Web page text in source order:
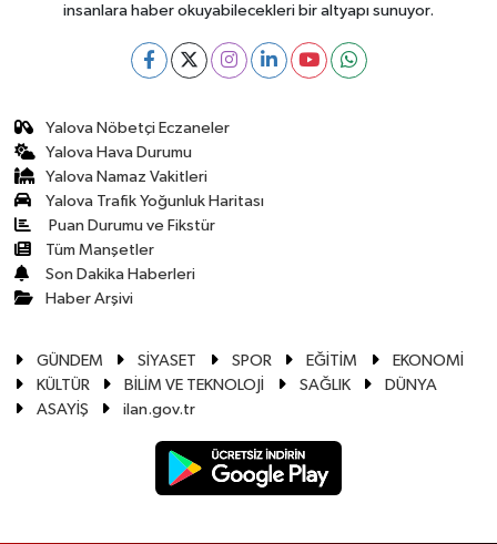
insanlara haber okuyabilecekleri bir altyapı sunuyor.
Yalova Nöbetçi Eczaneler
Yalova Hava Durumu
Yalova Namaz Vakitleri
Yalova Trafik Yoğunluk Haritası
Puan Durumu ve Fikstür
Tüm Manşetler
Son Dakika Haberleri
Haber Arşivi
GÜNDEM SİYASET SPOR EĞİTİM
EKONOMİ
KÜLTÜR
BİLİM VE TEKNOLOJİ SAĞLIK
DÜNYA
ASAYİŞ
ilan.gov.tr